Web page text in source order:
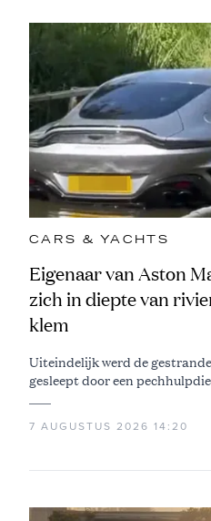
CARS & YACHTS
Eigenaar van Aston
zich in diepte van
klem
Uiteindelijk werd de
gesleept door een
7 AUGUSTUS 2026 14:20